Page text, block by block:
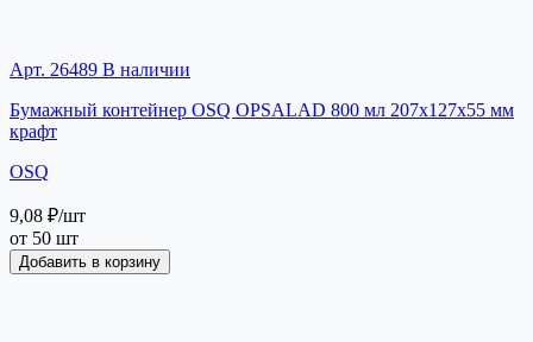
Арт. 26489 В наличии
Бумажный контейнер OSQ OPSALAD 800 мл 207x127x55 мм
крафт
OSQ
9,08 ₽/шт
от 50 шт
Добавить в корзину